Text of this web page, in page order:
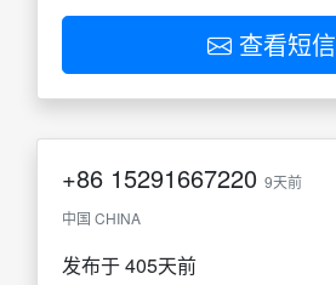
查看短信
+86 15291667220 9天前
中国 CHINA
发布于 405天前